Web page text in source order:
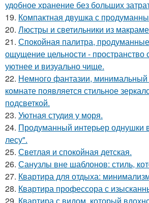
удобное хранение без больших
19. Компактная двушка с
20. Люстры и светильники из
21. Спокойная палитра,
ощущение цельности - пространство
уютнее и визуально чище.
22. Немного фантазии,
комнате появляется стильное
подсветкой.
23. Уютная студия у моря.
24. Продуманный интерьер однушки
лесу".
25. Светлая и спокойная детская.
26. Санузлы вне шаблонов: стиль,
27. Квартира для отдыха:
28. Квартира профессора с
29. Квартира с видом, который